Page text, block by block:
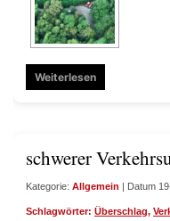
Weiterlesen
schwerer
Kategorie: Allgemein | Datum
Schlagwörter: Überschlag,